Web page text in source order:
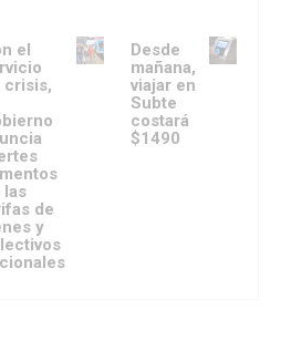
el
crisis,
las
de
y
Desde
mañana,
viajar en
Subte
costará
$1490